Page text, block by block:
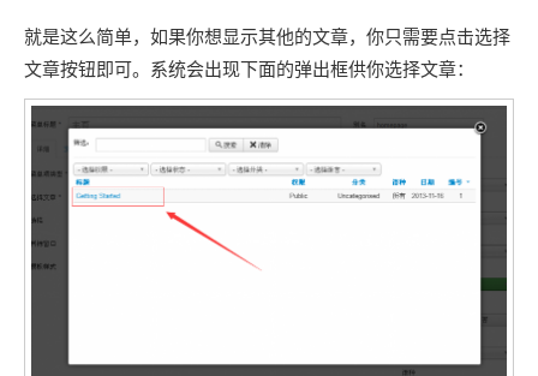
就是这么简单，如果你想显示其他的文章，你只需要点击选择
文章按钮即可。系统会出现下面的弹出框供你选择文章：